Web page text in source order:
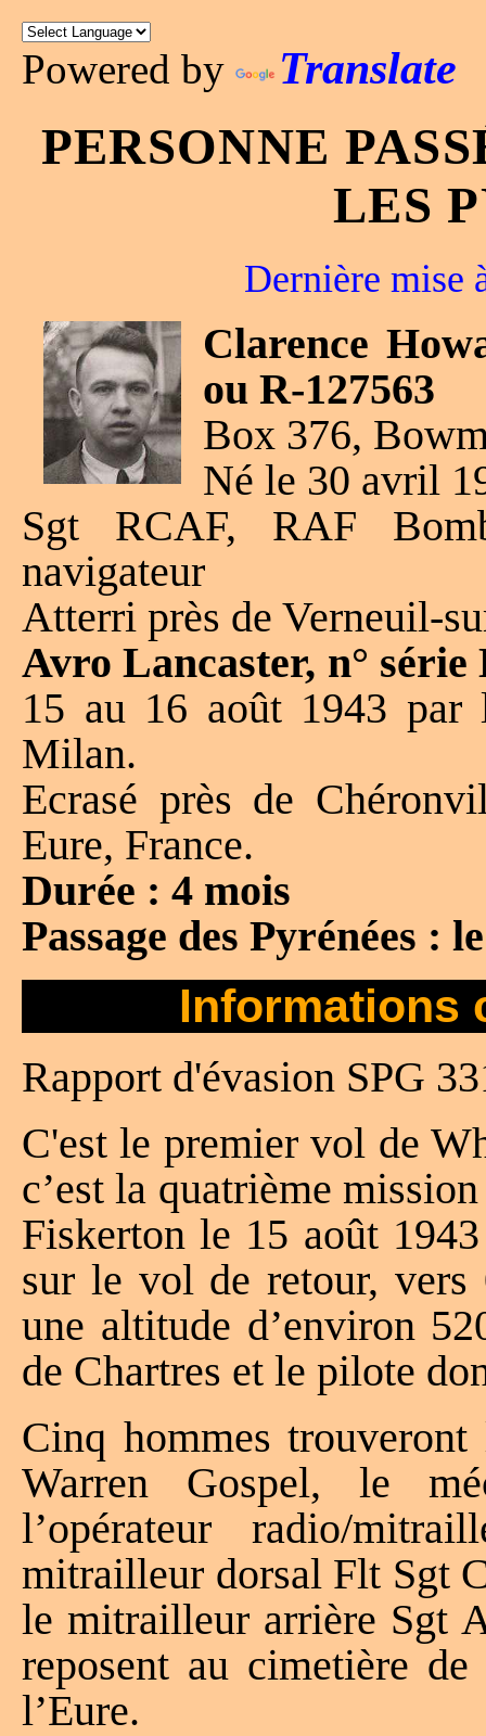
Powered by Translate
PERSONNE
LES
Dernière mise
Clarence
ou R-127563
Box 376,
Né le 30 avril
Sgt RCAF, RAF
navigateur
Atterri près de Verneuil-
Avro Lancaster, n°
15 au 16 août 1943
Milan.
Ecrasé près de
Eure, France.
Durée : 4 mois
Passage des Pyrénées :
Informations
Rapport d'évasion SPG
C'est le premier vol de
c’est la quatrième
Fiskerton le 15 août
sur le vol de retour,
une altitude d’environ
de Chartres et le pilote
Cinq hommes
Warren Gospel, le
l’opérateur radio/
mitrailleur dorsal Flt Sgt
le mitrailleur arrière Sgt
reposent au cimetière
l’Eure.